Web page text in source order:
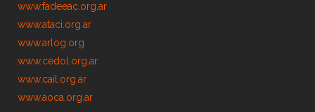
www.fadeeac.org.ar
www.ataci.org.ar
www.arlog.org
www.cedol.org.ar
www.cail.org.ar
www.aoca.org.ar